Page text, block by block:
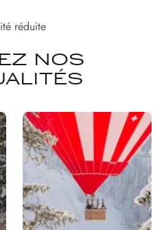
réduite
NOS